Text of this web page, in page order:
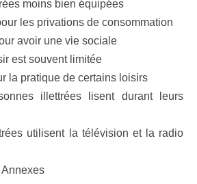
moins bien équipées
les privations de consommation
avoir une vie sociale
est souvent limitée
la pratique de certains loisirs
illettrées lisent durant leurs
utilisent la télévision et la radio